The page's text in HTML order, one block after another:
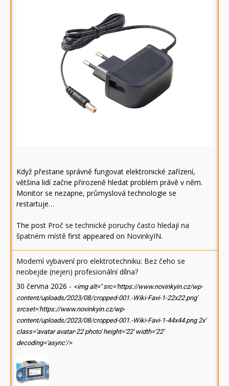
Když přestane správně fungovat elektronické zařízení,
většina lidí začne přirozeně hledat problém právě v něm.
Monitor se nezapne, průmyslová technologie se
restartuje…
The post Proč se technické poruchy často hledají na
špatném místě first appeared on NovinkyIN.
Moderní vybavení pro elektrotechniku: Bez čeho se
neobejde (nejen) profesionální dílna?
30 června 2026 - <img alt='' src='https://www.novinkyin.cz/wp-
content/uploads/2023/08/cropped-001.-Wiki-Favi-1-22x22.png'
srcset='https://www.novinkyin.cz/wp-
content/uploads/2023/08/cropped-001.-Wiki-Favi-1-44x44.png 2x'
class='avatar avatar-22 photo' height='22' width='22'
decoding='async'/>